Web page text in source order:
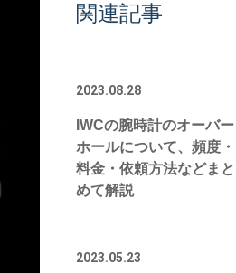
関連記事
2023.08.28
IWCの腕時計のオーバー
ホールについて、頻度・
料金・依頼方法などまと
めて解説
2023.05.23